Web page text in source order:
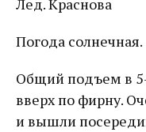
Лед. Краснова
Погода солнечная.
Общий подъем в
вверх по фирну.
и вышли